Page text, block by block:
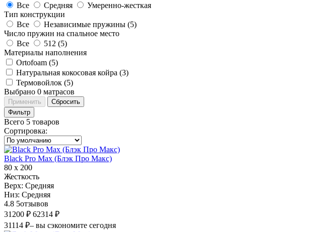
Все
Средняя
Умеренно-жесткая
Тип конструкции
Все
Независимые пружины (5)
Число пружин на спальное место
Все
512 (5)
Материалы наполнения
Ortofoam (5)
Натуральная кокосовая койра (3)
Термовойлок (5)
Выбрано 0 матрасов
Применить
Сбросить
Фильтр
Всего 5 товаров
Сортировка:
Black Pro Max (Блэк Про Макс)
80 х 200
Жесткость
Верх: Средняя
Низ: Средняя
4.8 5отзывов
31200 ₽ 62314 ₽
31114 ₽– вы сэкономите сегодня